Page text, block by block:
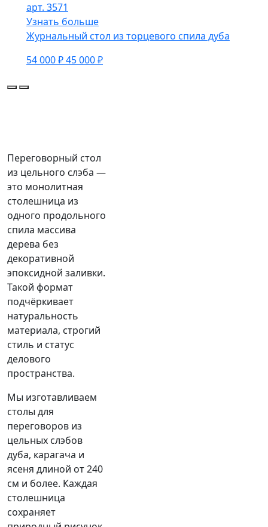
арт. 3571
Узнать больше
Журнальный стол из торцевого спила дуба
54 000 ₽45 000 ₽
Переговорный стол
из цельного слэба —
это монолитная
столешница из
одного продольного
спила массива
дерева без
декоративной
эпоксидной заливки.
Такой формат
подчёркивает
натуральность
материала, строгий
стиль и статус
делового
пространства.
Мы изготавливаем
столы для
переговоров из
цельных слэбов
дуба, карагача и
ясеня длиной от 240
см и более. Каждая
столешница
сохраняет